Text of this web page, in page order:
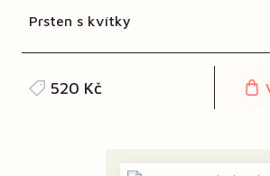
Prsten s kvítky
520 Kč